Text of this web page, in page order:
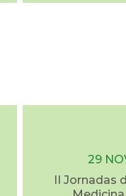
29
II Jornadas